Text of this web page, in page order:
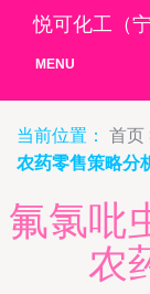
悦可化工（
MENU
当前位置： 首页
农药零售策略分
氟氯吡
农